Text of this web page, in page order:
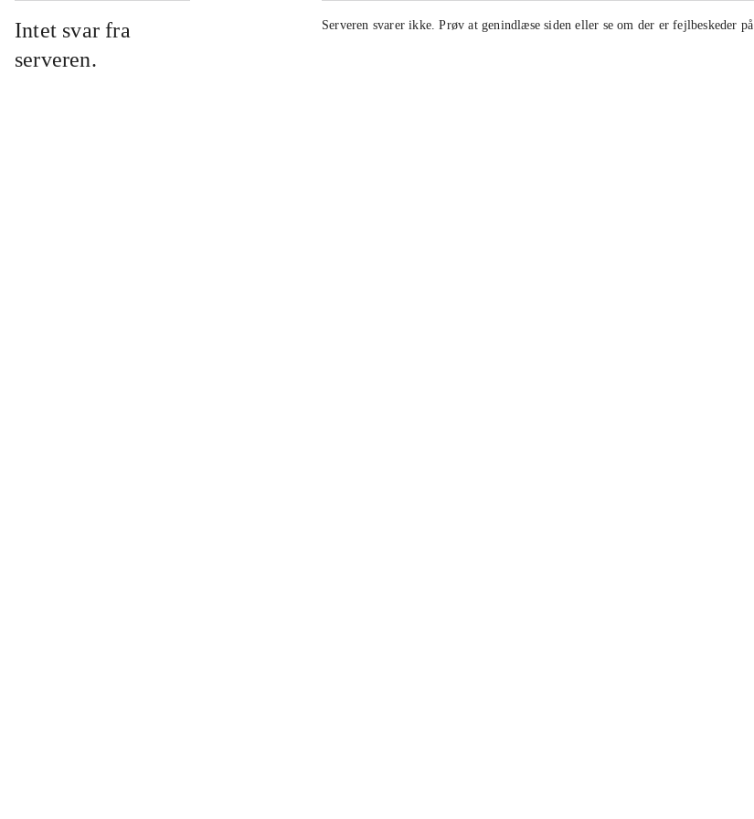
Intet svar fra
serveren.
Serveren svarer ikke. Prøv at genindlæse siden eller se om der er fejlbeskeder på